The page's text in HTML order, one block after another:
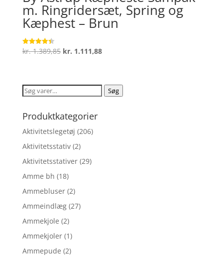
m. Ringridersæt, Spring og
Kæphest – Brun
Vurderet
4.4
kr.1.389,85 Den
var:
kr. 1.389,85.
kr. 1.111,88Den
er:
kr. 1.111,88.
Søg
Søg
Produktkategorier
Aktivitetslegetøj (206)
Aktivitetsstativ (2)
Aktivitetsstativer (29)
Amme bh (18)
Ammebluser (2)
Ammeindlæg (27)
Ammekjole (2)
Ammekjoler (1)
Ammepude (2)